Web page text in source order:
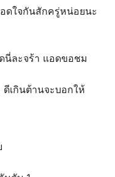
ดใจกันสักครู่หน่อยนะ
นี่ละจร้า แอดขอชม
ดีเกินต้านจะบอกให้